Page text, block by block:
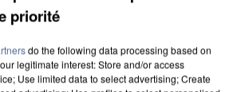
DE LA DZ MAFIA
ALGÉRIE
priorité
do the following data processing based on
legitimate interest: Store and/or access
Use limited data to select advertising; Create